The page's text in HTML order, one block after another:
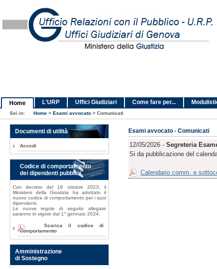
Home L'URP Uffici Giudiziari Come fare per...
Sei in: Home > Esami avvocato > Comunicati
Esami avvocato - Comunicati
12/05/2026 - Segreteria
Si da pubblicazione del
Calendario comm. e
Documenti di utilità
Accedi
Codice di comportamento
dei dipendenti pubblici
Con decreto del 18 ottobre 2023, il
Ministero della Giustizia ha adottato il
nuovo codice di comportamento per i suoi
dipendenti.
Le nuove regole di seguito allegate
saranno in vigore dal 1° gennaio 2024.
Scarica il codice di
comportamento
Amministrazione
di Sostegno